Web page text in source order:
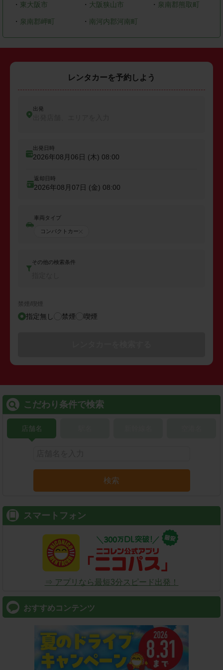
・ 東大阪市 ・ 大阪狭山市 ・ 泉南郡熊取町
・ 泉南郡岬町 ・ 南河内郡河南町
レンタカーを予約しよう
出発
出発日時
2026年08月06日 (木) 08:00
返却日時
2026年08月07日 (金) 08:00
車両タイプ
コンパクトカー
その他の検索条件
禁煙/喫煙
指定無し 禁煙 喫煙
こだわり条件で検索
店舗名
検索
スマートフォン
⇒ アプリなら最短3分スピード出発！
おすすめコンテンツ